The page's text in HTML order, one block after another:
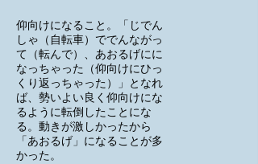
仰向けになること。「じでん
しゃ（自転車）ででんながっ
て（転んで）、あおるげにに
なっちゃった（仰向けにひっ
くり返っちゃった）」となれ
ば、勢いよい良く仰向けにな
るように転倒したことにな
る。動きが激しかったから
「あおるげ」になることが多
かった。